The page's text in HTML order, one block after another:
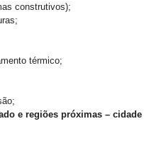
construtivos);
térmico;
e regiões próximas – cidade